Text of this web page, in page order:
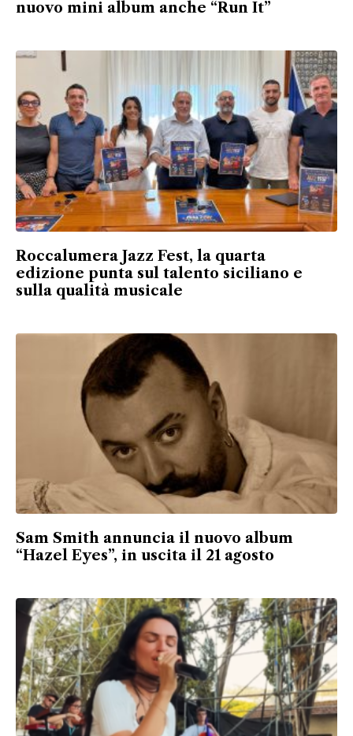
nuovo mini album anche “Run It”
Roccalumera Jazz Fest, la quarta
edizione punta sul talento siciliano e
sulla qualità musicale
Sam Smith annuncia il nuovo album
“Hazel Eyes”, in uscita il 21 agosto